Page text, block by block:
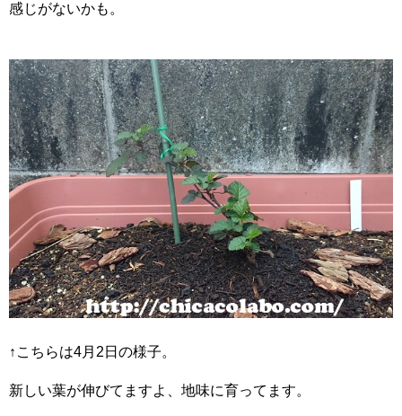
感じがないかも。
↑こちらは4月2日の様子。
新しい葉が伸びてますよ、地味に育ってます。